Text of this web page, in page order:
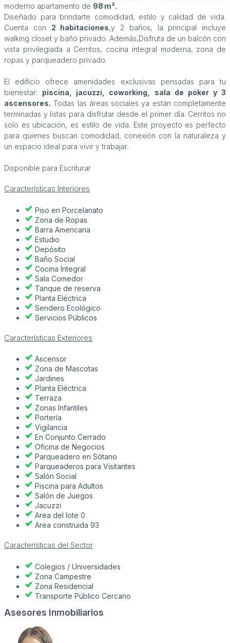
moderno apartamento de 98 m²,
Diseñado para brindarte comodidad, estilo y calidad de vida.
Cuenta con 2 habitaciones,y 2 baños, la principal incluye
walking closet y baño privado. Además,Disfruta de un balcón con
vista privilegiada a Cerritos, cocina integral moderna, zona de
ropas y parqueadero privado.
El edificio ofrece amenidades exclusivas pensadas para tu
bienestar: piscina, jacuzzi, coworking, sala de póker y 3
ascensores. Todas las áreas sociales ya están completamente
terminadas y listas para disfrutar desde el primer día. Cerritos no
solo es ubicación, es estilo de vida. Este proyecto es perfecto
para quienes buscan comodidad, conexión con la naturaleza y
un espacio ideal para vivir y trabajar.
Disponible para Escriturar
Características Interiores
Piso en Porcelanato
Zona de Ropas
Barra Americana
Estudio
Depósito
Baño Social
Cocina Integral
Sala Comedor
Tanque de reserva
Planta Eléctrica
Sendero Ecológico
Servicios Públicos
Características Exteriores
Ascensor
Zona de Mascotas
Jardines
Planta Eléctrica
Terraza
Zonas Infantiles
Portería
Vigilancia
En Conjunto Cerrado
Oficina de Negocios
Parqueadero en Sótano
Parqueaderos para Visitantes
Salón Social
Piscina para Adultos
Salón de Juegos
Jacuzzi
Area del lote 0
Area construida 93
Características del Sector
Colegios / Universidades
Zona Campestre
Zona Residencial
Transporte Público Cercano
Asesores Inmobiliarios